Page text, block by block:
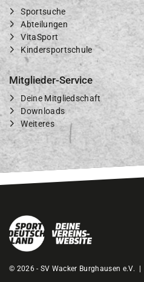
Sportsuche
Abteilungen
VitaSport
Kindersportschule
Mitglieder-Service
Deine Mitgliedschaft
Downloads
Weiteres
© 2026 - SV Wacker Burghausen e.V. |